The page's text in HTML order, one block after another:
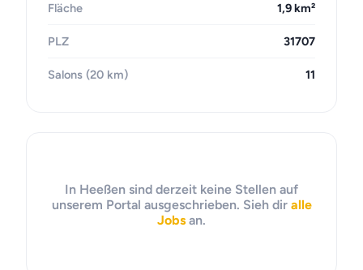
Fläche 1,9 km²
PLZ 31707
Salons (20 km) 11
In Heeßen sind derzeit keine Stellen auf
unserem Portal ausgeschrieben. Sieh dir alle
Jobs an.